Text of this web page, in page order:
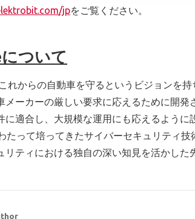
jpをご覧ください。
ついて
れからの自動車を守るというビジョンを
メーカーの厳しい要求に応えるために開
に適合し、大規模な運用にも応えるよう
たって培ってきたサイバーセキュリティ
リティにおける独自の深い知見を活かし